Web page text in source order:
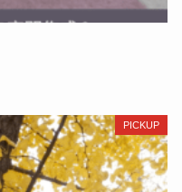
PICKUP